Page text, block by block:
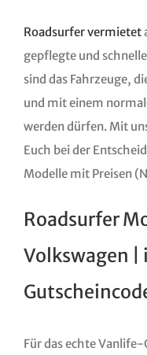
Roadsurfer vermietet
gepflegte und
sind das Fahrzeuge,
und mit einem
werden dürfen. Mit
Euch bei der
Modelle mit Preisen
Roadsurfer
Volkswagen |
Für das echte